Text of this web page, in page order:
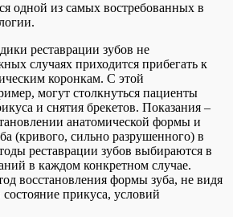
одной из самых востребованных в
реставрации зубов не
случаях приходится прибегать к
коронкам. С этой
могут столкнуться пациенты
и снятия брекетов. Показания –
анатомической формы и
(кривого, сильно разрушенного) в
реставрации зубов выбираются в
в каждом конкретном случае.
восстановления формы зуба, не видя
прикуса, условий